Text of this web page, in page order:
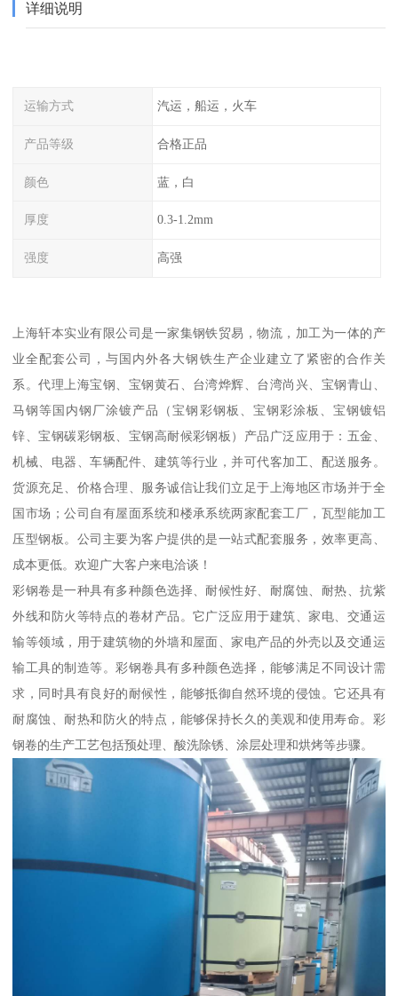
详细说明
运输方式 汽运，船运，火车
产品等级 合格正品
颜色 蓝，白
厚度 0.3-1.2mm
强度 高强
上海轩本实业有限公司是一家集钢铁贸易，物流，加工为一体的产
业全配套公司，与国内外各大钢铁生产企业建立了紧密的合作关
系。代理上海宝钢、宝钢黄石、台湾烨辉、台湾尚兴、宝钢青山、
马钢等国内钢厂涂镀产品（宝钢彩钢板、宝钢彩涂板、宝钢镀铝
锌、宝钢碳彩钢板、宝钢高耐候彩钢板）产品广泛应用于：五金、
机械、电器、车辆配件、建筑等行业，并可代客加工、配送服务。
货源充足、价格合理、服务诚信让我们立足于上海地区市场并于全
国市场；公司自有屋面系统和楼承系统两家配套工厂，瓦型能加工
压型钢板。公司主要为客户提供的是一站式配套服务，效率更高、
成本更低。欢迎广大客户来电洽谈！
彩钢卷是一种具有多种颜色选择、耐候性好、耐腐蚀、耐热、抗紫
外线和防火等特点的卷材产品。它广泛应用于建筑、家电、交通运
输等领域，用于建筑物的外墙和屋面、家电产品的外壳以及交通运
输工具的制造等。彩钢卷具有多种颜色选择，能够满足不同设计需
求，同时具有良好的耐候性，能够抵御自然环境的侵蚀。它还具有
耐腐蚀、耐热和防火的特点，能够保持长久的美观和使用寿命。彩
钢卷的生产工艺包括预处理、酸洗除锈、涂层处理和烘烤等步骤。